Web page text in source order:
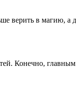
верить в магию, а
Конечно, главным